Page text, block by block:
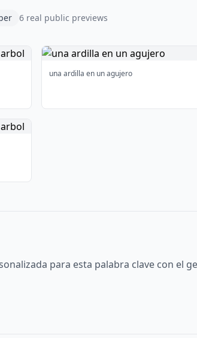
6 real public previews
una ardilla en un agujero
para esta palabra clave con el